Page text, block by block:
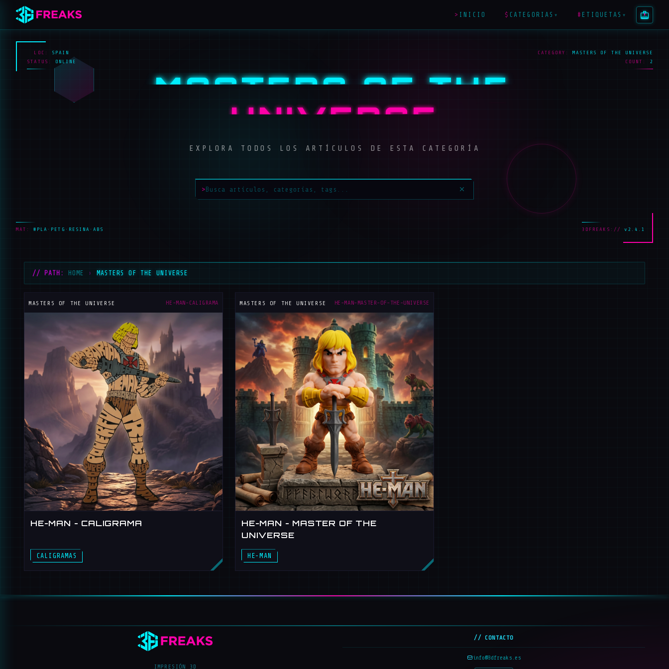
> INICIO $ CATEGORIAS ▾ # ETIQUETAS ▾
LOC:
SPAIN
STATUS:
ONLINE
CATEGORY:
MASTERS OF THE UNIVERSE
COUNT:
2
MAT: #PLA·PETG·RESINA·ABS 3DFREAKS:// v2.4.1
MASTERS OF THE
UNIVERSE
EXPLORA TODOS LOS ARTÍCULOS DE ESTA CATEGORÍA
>
// PATH: HOME › MASTERS OF THE UNIVERSE
MASTERS OF THE UNIVERSE HE-MAN-CALIGRAMA
HE-MAN - CALIGRAMA
CALIGRAMAS
MASTERS OF THE UNIVERSE HE-MAN-MASTER-OF-THE-UNIVERSE
HE-MAN - MASTER OF THE
UNIVERSE
HE-MAN
IMPRESIÓN 3D
// CONTACTO
info@3dfreaks.es